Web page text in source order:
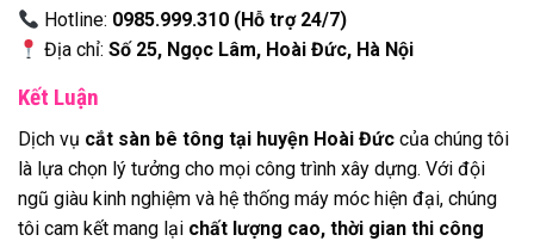
Hotline: 0985.999.310 (Hỗ trợ 24/7)
Địa chỉ:Số 25, Ngọc Lâm, Hoài Đức, Hà Nội
Kết Luận
Dịch vụ cắt sàn bê tông tại huyện Hoài Đức của chúng tôi
là lựa chọn lý tưởng cho mọi công trình xây dựng. Với đội
ngũ giàu kinh nghiệm và hệ thống máy móc hiện đại, chúng
tôi cam kết mang lại chất lượng cao, thời gian thi công